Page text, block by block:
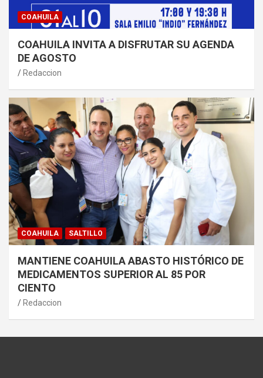
COAHUILA
COAHUILA INVITA A DISFRUTAR SU AGENDA
DE AGOSTO
Redaccion
COAHUILA SALTILLO
MANTIENE COAHUILA ABASTO HISTÓRICO DE
MEDICAMENTOS SUPERIOR AL 85 POR
CIENTO
Redaccion